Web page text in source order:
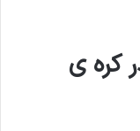
کره ی